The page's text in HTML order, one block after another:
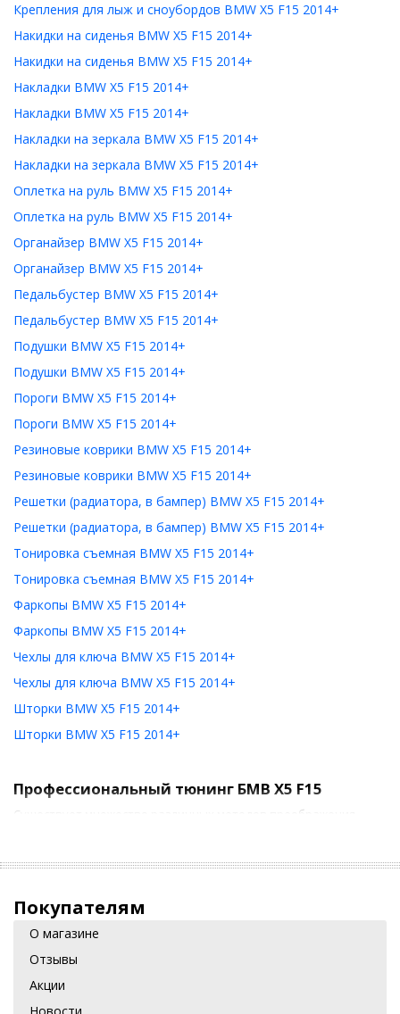
Крепления для лыж и сноубордов BMW X5 F15 2014+
Накидки на сиденья BMW X5 F15 2014+
Накидки на сиденья BMW X5 F15 2014+
Накладки BMW X5 F15 2014+
Накладки BMW X5 F15 2014+
Накладки на зеркала BMW X5 F15 2014+
Накладки на зеркала BMW X5 F15 2014+
Оплетка на руль BMW X5 F15 2014+
Оплетка на руль BMW X5 F15 2014+
Органайзер BMW X5 F15 2014+
Органайзер BMW X5 F15 2014+
Педальбустер BMW X5 F15 2014+
Педальбустер BMW X5 F15 2014+
Подушки BMW X5 F15 2014+
Подушки BMW X5 F15 2014+
Пороги BMW X5 F15 2014+
Пороги BMW X5 F15 2014+
Резиновые коврики BMW X5 F15 2014+
Резиновые коврики BMW X5 F15 2014+
Решетки (радиатора, в бампер) BMW X5 F15 2014+
Решетки (радиатора, в бампер) BMW X5 F15 2014+
Тонировка съемная BMW X5 F15 2014+
Тонировка съемная BMW X5 F15 2014+
Фаркопы BMW X5 F15 2014+
Фаркопы BMW X5 F15 2014+
Чехлы для ключа BMW X5 F15 2014+
Чехлы для ключа BMW X5 F15 2014+
Шторки BMW X5 F15 2014+
Шторки BMW X5 F15 2014+
Профессиональный тюнинг БМВ X5 F15
Существует множество различных методов преображения
накладок на пороги, спойлеров или рейлингов, замену
радиаторной решетки на «ноздри» с двойной решеткой,
штатной аудиосистемы более современной, организацию
шумоизоляции, монтаж современных противоугонных
Покупателям
О магазине
Отзывы
Акции